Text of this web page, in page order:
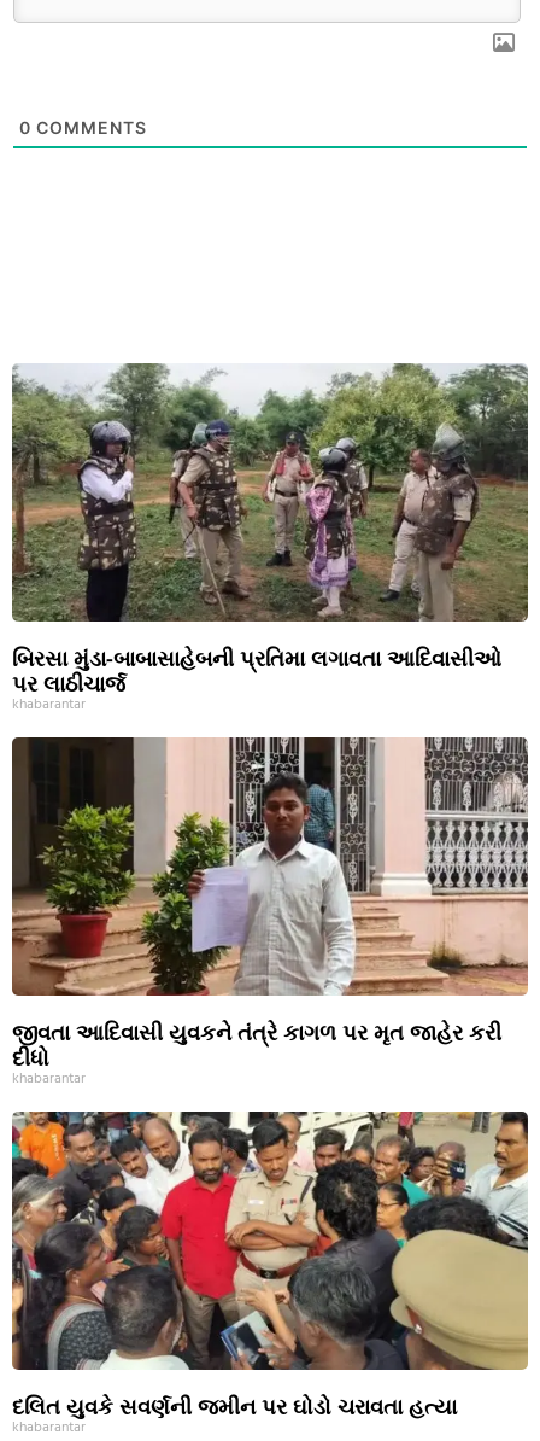
0 COMMENTS
બિરસા મુંડા-બાબાસાહેબની પ્રતિમા લગાવતા આદિવાસીઓ
પર લાઠીચાર્જ
khabarantar
જીવતા આદિવાસી યુવકને તંત્રે કાગળ પર મૃત જાહેર કરી
દીધો
khabarantar
દલિત યુવકે સવર્ણની જમીન પર ઘોડો ચરાવતા હત્યા
khabarantar